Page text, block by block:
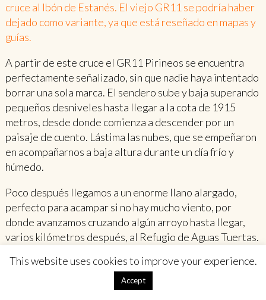
cruce al Ibón de Estanés. El viejo GR11 se podría haber
dejado como variante, ya que está reseñado en mapas y
guías.
A partir de este cruce el GR11 Pirineos se encuentra
perfectamente señalizado, sin que nadie haya intentado
borrar una sola marca. El sendero sube y baja superando
pequeños desniveles hasta llegar a la cota de 1915
metros, desde donde comienza a descender por un
paisaje de cuento. Lástima las nubes, que se empeñaron
en acompañarnos a baja altura durante un día frío y
húmedo.
Poco después llegamos a un enorme llano alargado,
perfecto para acampar si no hay mucho viento, por
donde avanzamos cruzando algún arroyo hasta llegar,
varios kilómetros después, al Refugio de Aguas Tuertas.
Dónde dormir:aparte de montones de lugares de
acampada libre, sólo encontrarás el Refugio Libre de
This website uses cookies to improve your experience.
Accept